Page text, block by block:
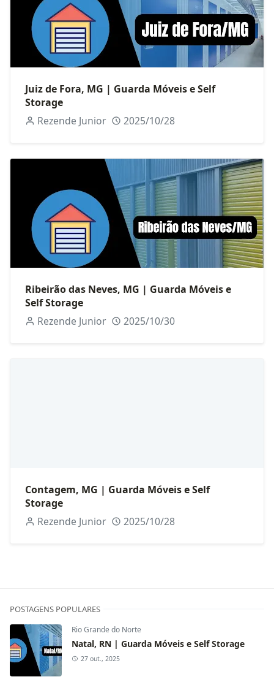
Juiz de Fora, MG | Guarda Móveis e Self
Storage
Rezende Junior
2025/10/28
Ribeirão das Neves, MG | Guarda Móveis e
Self Storage
Rezende Junior
2025/10/30
Contagem, MG | Guarda Móveis e Self
Storage
Rezende Junior
2025/10/28
POSTAGENS POPULARES
Rio Grande do Norte
Natal, RN | Guarda Móveis e Self Storage
27 out., 2025